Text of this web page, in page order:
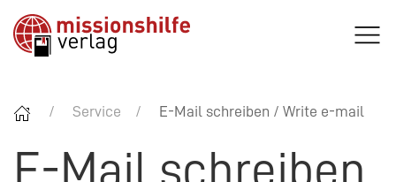
Service E-Mail schreiben / Write e-mail
E-Mail schreiben